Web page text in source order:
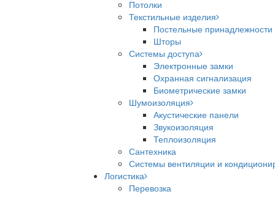
Потолки
Текстильные изделия
Постельные принадлежности
Шторы
Системы доступа
Электронные замки
Охранная сигнализация
Биометрические замки
Шумоизоляция
Акустические панели
Звукоизоляция
Теплоизоляция
Сантехника
Системы вентиляции и
Логистика
Перевозка